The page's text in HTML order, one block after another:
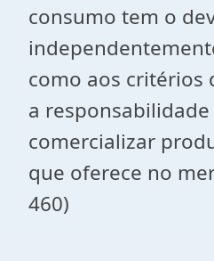
consumo tem o
como aos critérios
a
comercializar
que oferece no
460)